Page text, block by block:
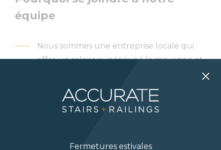
équipe
Nous sommes une entreprise locale qui
offre un salaire supérieur à la moyenne et
Nous sommes une entreprise familiale et
traitons tous les membres de l’équipe
nombreuses années.
Fermetures estivales